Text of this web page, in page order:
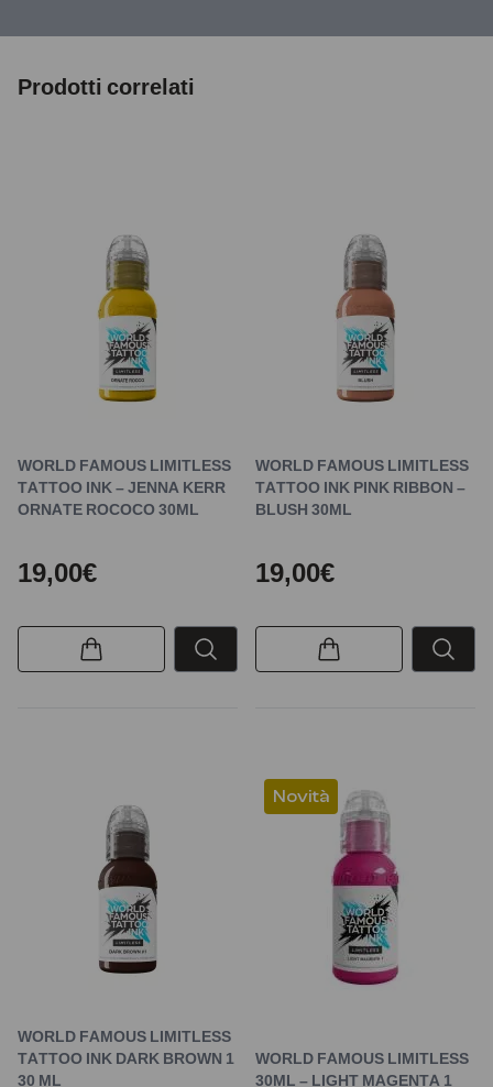
Prodotti correlati
WORLD FAMOUS LIMITLESS
TATTOO INK – JENNA KERR
ORNATE ROCOCO 30ML
19,00€
WORLD FAMOUS LIMITLESS
TATTOO INK PINK RIBBON –
BLUSH 30ML
19,00€
WORLD FAMOUS LIMITLESS
TATTOO INK DARK BROWN 1
30 ML
Novità
WORLD FAMOUS LIMITLESS
30ML – LIGHT MAGENTA 1